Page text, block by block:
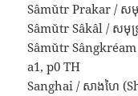
Sâmŭtr Prakar / សមុ
Sâmŭtr Sâkâl / សមុ
Sâmŭtr
a1, p0 TH
Sanghai / សាងហៃ